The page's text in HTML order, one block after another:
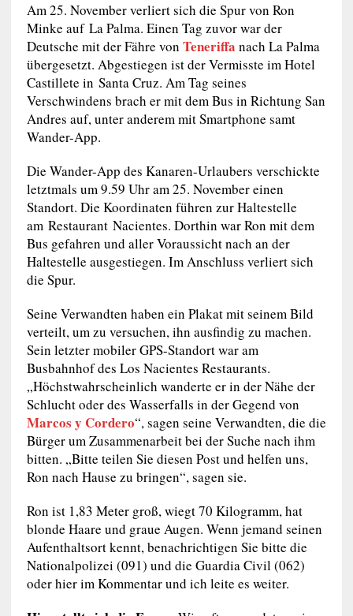
Am 25. November verliert sich die Spur von Ron
Minke auf La Palma. Einen Tag zuvor war der
Deutsche mit der Fähre von Teneriffa nach La Palma
übergesetzt. Abgestiegen ist der Vermisste im Hotel
Castillete in Santa Cruz. Am Tag seines
Verschwindens brach er mit dem Bus in Richtung San
Andres auf, unter anderem mit Smartphone samt
Wander-App.
Die Wander-App des Kanaren-Urlaubers verschickte
letztmals um 9.59 Uhr am 25. November einen
Standort. Die Koordinaten führen zur Haltestelle
am Restaurant Nacientes. Dorthin war Ron mit dem
Bus gefahren und aller Voraussicht nach an der
Haltestelle ausgestiegen. Im Anschluss verliert sich
die Spur.
Seine Verwandten haben ein Plakat mit seinem Bild
verteilt, um zu versuchen, ihn ausfindig zu machen.
Sein letzter mobiler GPS-Standort war am
Busbahnhof des Los Nacientes Restaurants.
„Höchstwahrscheinlich wanderte er in der Nähe der
Schlucht oder des Wasserfalls in der Gegend von
Marcos y Cordero“, sagen seine Verwandten, die die
Bürger um Zusammenarbeit bei der Suche nach ihm
bitten. „Bitte teilen Sie diesen Post und helfen uns,
Ron nach Hause zu bringen“, sagen sie.
Ron ist 1,83 Meter groß, wiegt 70 Kilogramm, hat
blonde Haare und graue Augen. Wenn jemand seinen
Aufenthaltsort kennt, benachrichtigen Sie bitte die
Nationalpolizei (091) und die Guardia Civil (062)
oder hier im Kommentar und ich leite es weiter.